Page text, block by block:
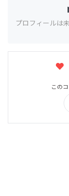
プロフィールは
この